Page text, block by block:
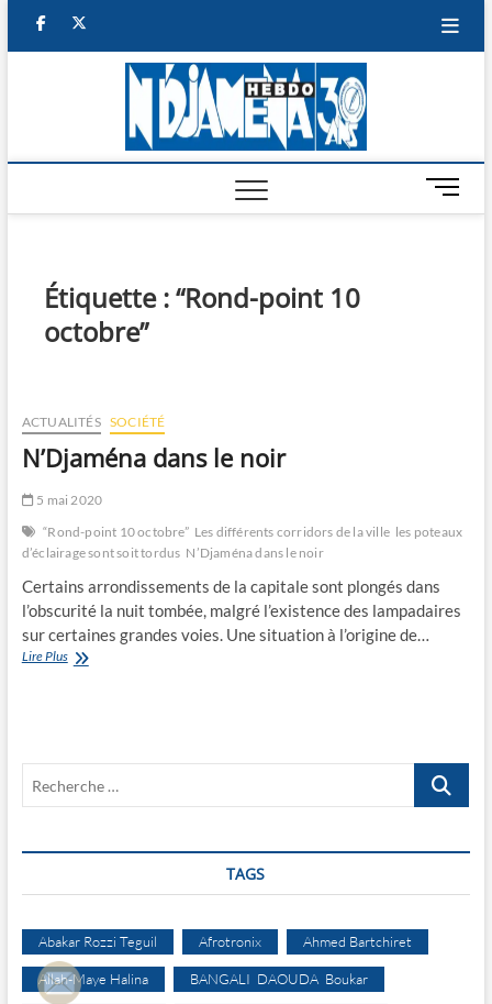
facebook
M
e
Étiquette :“Rond-point 10
octobre”
ACTUALITÉS SOCIÉTÉ
N’Djaména dans le noir
5 mai 2020
“Rond-point 10 octobre” Les différents corridors de la ville les poteaux
d’éclairage sont soit tordus N’Djaména dans le noir
Certains arrondissements de la capitale sont plongés dans
l’obscurité la nuit tombée, malgré l’existence des lampadaires
sur certaines grandes voies. Une situation à l’origine de…
Lire PlusN’Djaména
Recherche
TAGS
Abakar Rozzi Teguil Afrotronix Ahmed Bartchiret
Allah-Maye Halina BANGALI DAOUDA Boukar